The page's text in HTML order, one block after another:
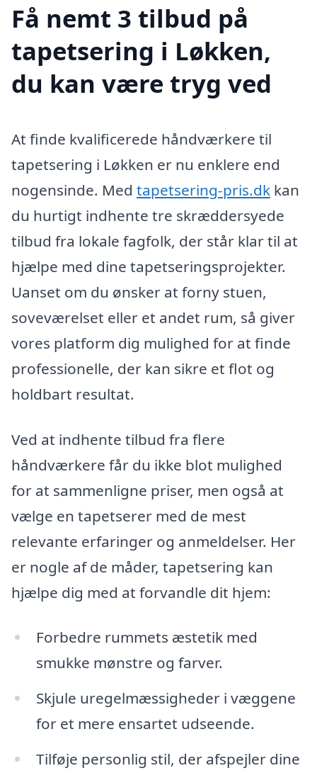
Få nemt 3 tilbud på
tapetsering i Løkken,
du kan være tryg ved
At finde kvalificerede håndværkere til
tapetsering i Løkken er nu enklere end
nogensinde. Med tapetsering-pris.dk kan
du hurtigt indhente tre skræddersyede
tilbud fra lokale fagfolk, der står klar til at
hjælpe med dine tapetseringsprojekter.
Uanset om du ønsker at forny stuen,
soveværelset eller et andet rum, så giver
vores platform dig mulighed for at finde
professionelle, der kan sikre et flot og
holdbart resultat.
Ved at indhente tilbud fra flere
håndværkere får du ikke blot mulighed
for at sammenligne priser, men også at
vælge en tapetserer med de mest
relevante erfaringer og anmeldelser. Her
er nogle af de måder, tapetsering kan
hjælpe dig med at forvandle dit hjem:
Forbedre rummets æstetik med
smukke mønstre og farver.
Skjule uregelmæssigheder i væggene
for et mere ensartet udseende.
Tilføje personlig stil, der afspejler dine